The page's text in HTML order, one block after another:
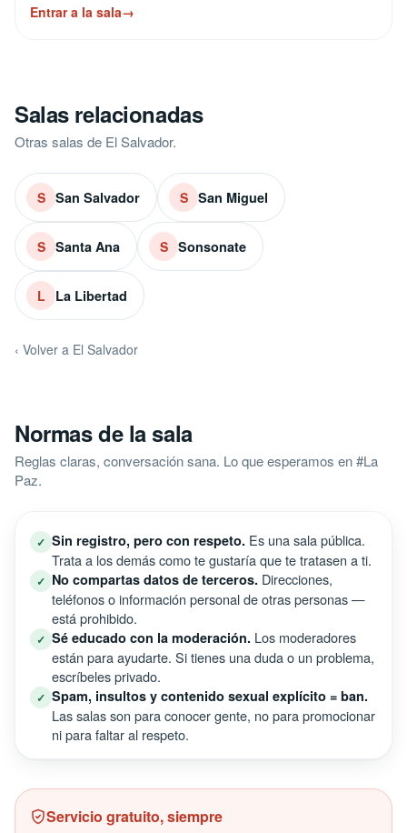
Entrar a la sala→
Salas relacionadas
Otras salas de El Salvador.
S San Salvador S San Miguel
S Santa Ana S Sonsonate
L La Libertad
‹ Volver a El Salvador
Normas de la sala
Reglas claras, conversación sana. Lo que esperamos en #La
Paz.
✓ Sin registro, pero con respeto. Es una sala pública.
Trata a los demás como te gustaría que te tratasen a ti.
✓ No compartas datos de terceros. Direcciones,
teléfonos o información personal de otras personas —
está prohibido.
✓ Sé educado con la moderación. Los moderadores
están para ayudarte. Si tienes una duda o un problema,
escríbeles privado.
✓ Spam, insultos y contenido sexual explícito = ban.
Las salas son para conocer gente, no para promocionar
ni para faltar al respeto.
Servicio gratuito, siempre